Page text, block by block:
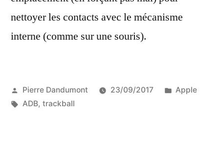
nettoyer les contacts avec le mécanisme
interne (comme sur une souris).
Publié
par
Pierre Dandumont 23/09/2017
Publié
Apple
Étiquettes :
ADB, trackball